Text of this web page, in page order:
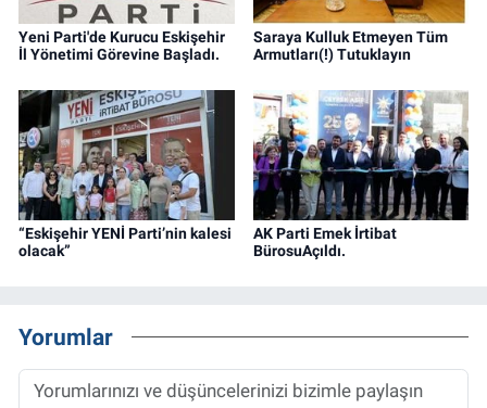
Yeni Parti'de Kurucu Eskişehir
İl Yönetimi Görevine Başladı.
Saraya Kulluk Etmeyen Tüm
Armutları(!) Tutuklayın
“Eskişehir YENİ Parti’nin kalesi
olacak”
AK Parti Emek İrtibat
BürosuAçıldı.
Yorumlar